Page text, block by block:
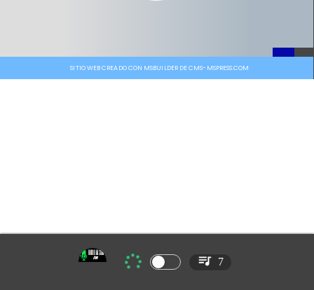
SITIO WEB CREADO CON MSBUILDER DE CMS-MSPRESS.COM
7